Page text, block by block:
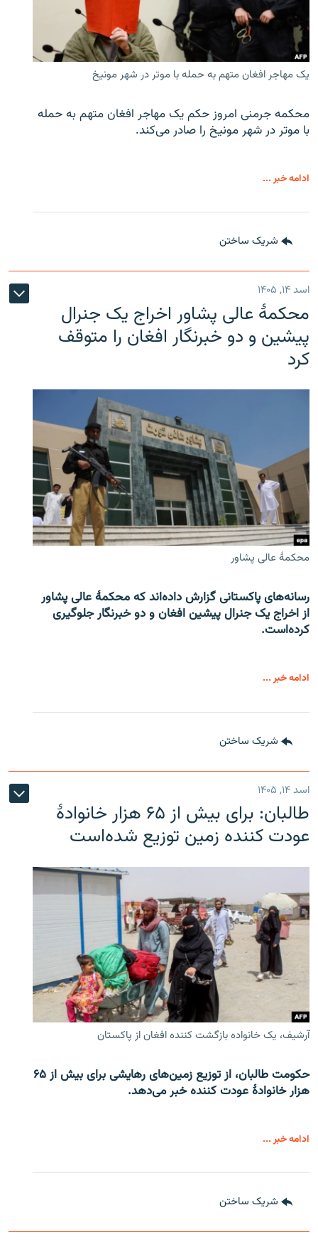
یک مهاجر افغان متهم به حمله با موتر در شهر مونیخ
محکمه جرمنی امروز حکم یک مهاجر افغان متهم به حمله
با موتر در شهر مونیخ را صادر می‌کند.
ادامه خبر ...
شریک ساختن
اسد ۱۴, ۱۴۰۵
محکمۀ عالی پشاور اخراج یک جنرال
پیشین و دو خبرنگار افغان را متوقف
کرد
محکمۀ عالی پشاور
رسانه‌های پاکستانی گزارش داده‌اند که محکمۀ عالی پشاور
از اخراج یک جنرال پیشین افغان و دو خبرنگار جلوگیری
کرده‌است.
ادامه خبر ...
شریک ساختن
اسد ۱۴, ۱۴۰۵
طالبان: برای بیش از ۶۵ هزار خانوادۀ
عودت کننده زمین توزیع شده‌است
آرشیف، یک خانواده بازگشت کننده افغان از پاکستان
حکومت طالبان، از توزیع زمین‌های رهایشی برای بیش از ۶۵
هزار خانوادۀ عودت کننده خبر می‌دهد.
ادامه خبر ...
شریک ساختن